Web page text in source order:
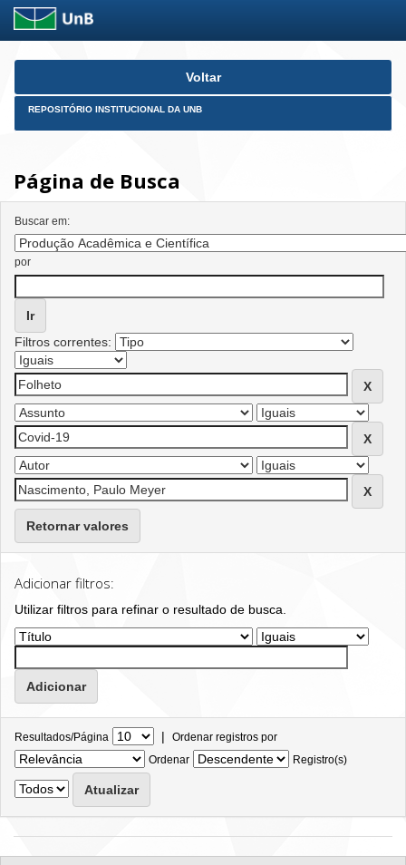
Skip
Voltar
REPOSITÓRIO INSTITUCIONAL DA UNB
Página de Busca
Buscar em:
por
Filtros correntes:
Retornar valores
Adicionar filtros:
Utilizar filtros para refinar o resultado de busca.
Resultados/Página | Ordenar registros por
Ordenar
Registro(s)